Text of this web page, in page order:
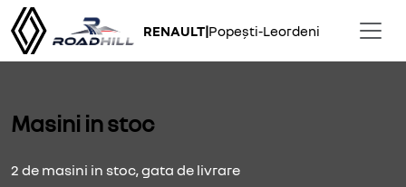
RENAULT|Popești-Leordeni
Masini in stoc
2 de masini in stoc, gata de livrare